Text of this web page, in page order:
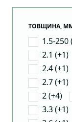
ТОВЩИНА,
1.5-250
2.1 (+1)
2.4 (+1)
2.7 (+1)
2 (+4)
3.3 (+1)